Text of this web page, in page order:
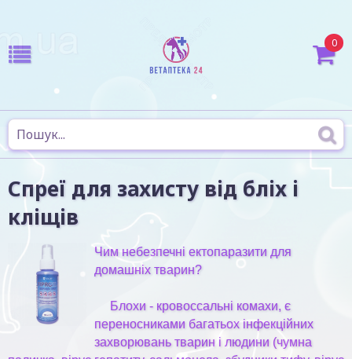
0
Спреї для захисту від бліх і
кліщів
Чим небезпечні ектопаразити для
домашніх тварин?
Блохи - кровоссальні комахи, є
переносниками багатьох інфекційних
захворювань тварин і людини (чумна